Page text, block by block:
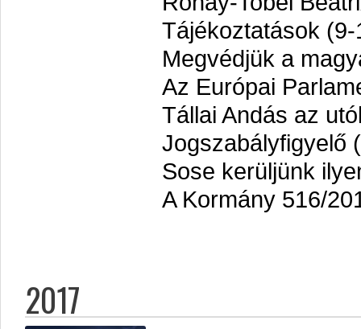
Tájékoztatások (9-
Megvédjük a
Az Európai
Tállai Andás az
Jogszabályfigyelő
Sose kerüljünk
A Kormány 516/
2017